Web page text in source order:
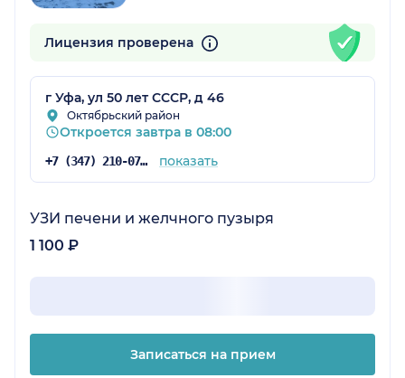
Лицензия проверена
г Уфа, ул 50 лет СССР, д 46
Октябрьский район
Откроется завтра в 08:00
+7 (347) 210-07-93 показать
УЗИ печени и желчного пузыря
1 100 ₽
Записаться на прием